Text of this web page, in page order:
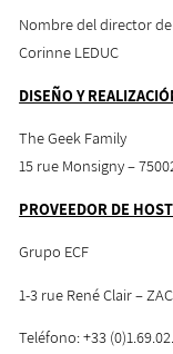
Nombre del director de
Corinne LEDUC
DISEÑO Y
The Geek Family
15 rue Monsigny –
PROVEEDOR DE
Grupo ECF
1-3 rue René Clair –
Teléfono: +33